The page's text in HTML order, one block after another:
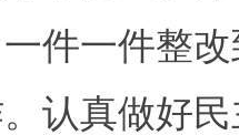
件一件整
认真做好